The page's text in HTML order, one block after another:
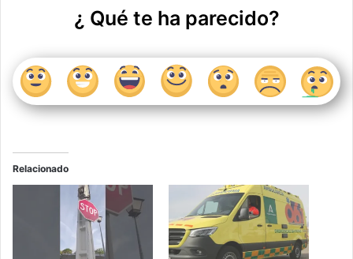
¿ Qué te ha parecido?
Relacionado